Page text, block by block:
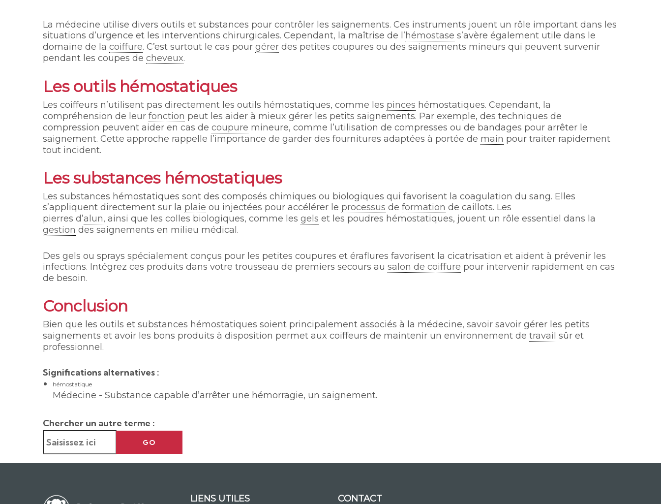
La médecine utilise divers outils et substances pour contrôler les saignements. Ces instruments jouent un rôle important dans les
situations d’urgence et les interventions chirurgicales. Cependant, la maîtrise de l’hémostase s’avère également utile dans le
domaine de la coiffure. C’est surtout le cas pour gérer des petites coupures ou des saignements mineurs qui peuvent survenir
pendant les coupes de cheveux.
Les outils hémostatiques
Les coiffeurs n’utilisent pas directement les outils hémostatiques, comme les pinces hémostatiques. Cependant, la
compréhension de leur fonction peut les aider à mieux gérer les petits saignements. Par exemple, des techniques de
compression peuvent aider en cas de coupure mineure, comme l’utilisation de compresses ou de bandages pour arrêter le
saignement. Cette approche rappelle l’importance de garder des fournitures adaptées à portée de main pour traiter rapidement
tout incident.
Les substances hémostatiques
Les substances hémostatiques sont des composés chimiques ou biologiques qui favorisent la coagulation du sang. Elles
s’appliquent directement sur la plaie ou injectées pour accélérer le processus de formation de caillots. Les
pierres d’alun, ainsi que les colles biologiques, comme les gels et les poudres hémostatiques, jouent un rôle essentiel dans la
gestion des saignements en milieu médical.
Des gels ou sprays spécialement conçus pour les petites coupures et éraflures favorisent la cicatrisation et aident à prévenir les
infections. Intégrez ces produits dans votre trousseau de premiers secours au salon de coiffure pour intervenir rapidement en cas
de besoin.
Conclusion
Bien que les outils et substances hémostatiques soient principalement associés à la médecine, savoir savoir gérer les petits
saignements et avoir les bons produits à disposition permet aux coiffeurs de maintenir un environnement de travail sûr et
professionnel.
Significations alternatives :
hémostatique
Médecine - Substance capable d’arrêter une hémorragie, un saignement.
Chercher un autre terme :
GO
LIENS UTILES CONTACT